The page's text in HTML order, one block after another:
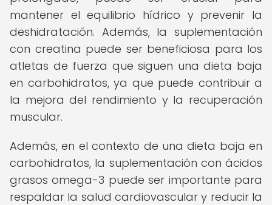
mantener el equilibrio hídrico y prevenir la
deshidratación. Además, la suplementación
con creatina puede ser beneficiosa para los
atletas de fuerza que siguen una dieta baja
en carbohidratos, ya que puede contribuir a
la mejora del rendimiento y la recuperación
muscular.
Además, en el contexto de una dieta baja en
carbohidratos, la suplementación con ácidos
grasos omega-3 puede ser importante para
respaldar la salud cardiovascular y reducir la